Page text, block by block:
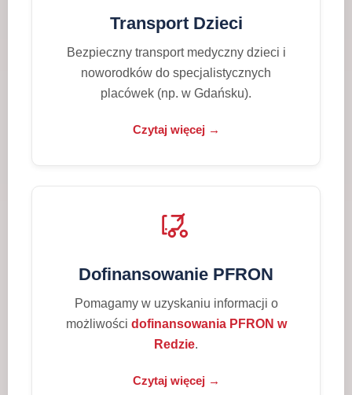
Transport Dzieci
Bezpieczny transport medyczny dzieci i
noworodków do specjalistycznych
placówek (np. w Gdańsku).
Czytaj więcej →
Dofinansowanie PFRON
Pomagamy w uzyskaniu informacji o
możliwości dofinansowania PFRON w
Redzie.
Czytaj więcej →